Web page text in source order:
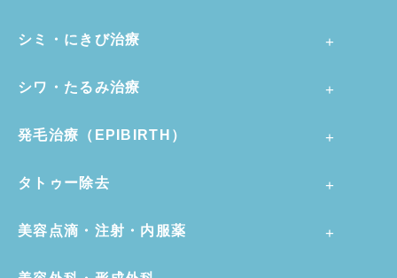
シミ・にきび治療
シワ・たるみ治療
発毛治療（EPIBIRTH）
タトゥー除去
美容点滴・注射・内服薬